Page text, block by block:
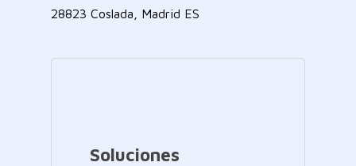
28823 Coslada, Madrid ES
Soluciones